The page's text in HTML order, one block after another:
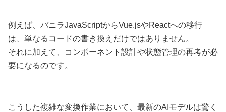
例えば、バニラJavaScriptからVue.jsやReactへの移行
は、単なるコードの書き換えだけではありません。
それに加えて、コンポーネント設計や状態管理の再考が必
要になるのです。
こうした複雑な変換作業において、最新のAIモデルは驚く